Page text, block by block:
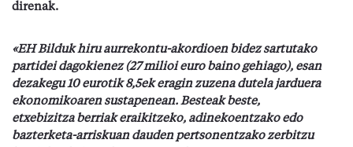
direnak.
«EH Bilduk hiru aurrekontu-akordioen bidez sartutako
partidei dagokienez (27 milioi euro baino gehiago), esan
dezakegu 10 eurotik 8,5ek eragin zuzena dutela jarduera
ekonomikoaren sustapenean. Besteak beste,
etxebizitza berriak eraikitzeko, adinekoentzako edo
bazterketa-arriskuan dauden pertsonentzako zerbitzu